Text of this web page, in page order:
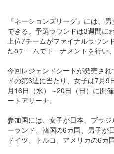
『ネーションズリーグ』には、
できる。予選ラウンドは3週間に
上位7チームがファイナルラウン
た8チームでトーナメントを行い
今回レジェンドシートが発売さ
ドの第3週に当たり、女子は7月
月16日（水）～20日（日）に開
ートアリーナ。
参加国には、女子が日本、ブラ
ーランド、韓国の6カ国、男子が
ドイツ、トルコ、アメリカの6カ